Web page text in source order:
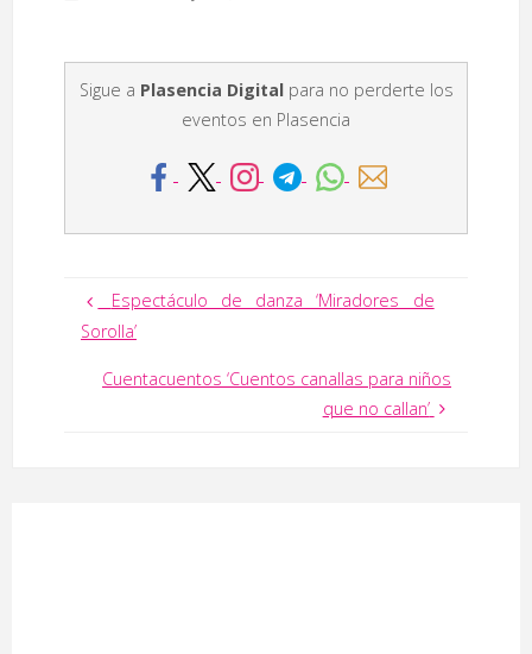
Sigue a Plasencia Digitalpara no perderte los
eventos en Plasencia
Espectáculo de danza ‘Miradores de
Sorolla’
Cuentacuentos ‘Cuentos canallas para niños
que no callan’